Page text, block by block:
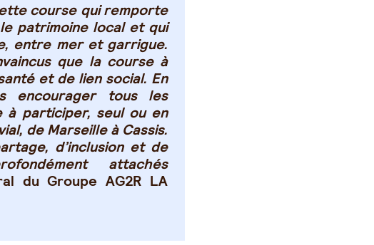
course qui remporte
patrimoine local et qui
entre mer et garrigue.
que la course à
et de lien social. En
encourager tous les
participer, seul ou en
de Marseille à Cassis.
d’inclusion et de
attachés
du Groupe AG2R LA